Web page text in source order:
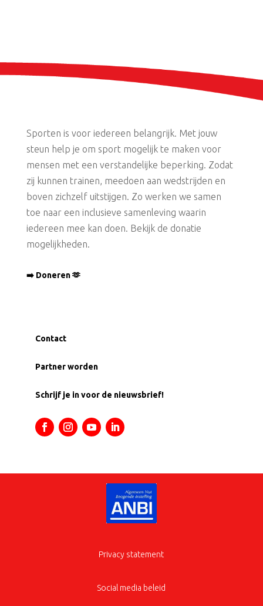
Sporten is voor iedereen belangrijk. Met jouw
steun help je om sport mogelijk te maken voor
mensen met een verstandelijke beperking. Zodat
zij kunnen trainen, meedoen aan wedstrijden en
boven zichzelf uitstijgen. Zo werken we samen
toe naar een inclusieve samenleving waarin
iedereen mee kan doen. Bekijk de donatie
mogelijkheden.
➡️ Doneren 🫶
Contact
Partner worden
Schrijf je in voor de nieuwsbrief!
Privacy statement
Social media beleid